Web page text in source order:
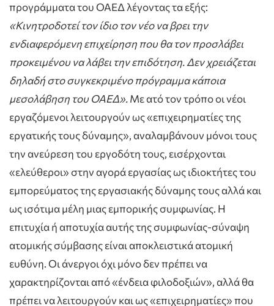
προγράμματα του ΟΑΕΔ λέγοντας τα εξής:
«Κινητροδοτεί τον ίδιο τον νέο να βρει την
ενδιαφερόμενη επιχείρηση που θα τον προσλάβει
προκειμένου να λάβει την επιδότηση. Δεν χρειάζεται
δηλαδή στο συγκεκριμένο πρόγραμμα κάποια
μεσολάβηση του ΟΑΕΔ».Με ατό τον τρόπο οι νέοι
εργαζόμενοι λειτουργούν ως «επιχειρηματίες της
εργατικής τους δύναμης», αναλαμβάνουν μόνοι τους
την ανεύρεση του εργοδότη τους, εισέρχονται
«ελεύθεροι» στην αγορά εργασίας ως ιδιοκτήτες του
εμπορεύματος της εργασιακής δύναμης τους αλλά και
ως ισότιμα μέλη μιας εμπορικής συμφωνίας. Η
επιτυχία ή αποτυχία αυτής της συμφωνίας-σύναψη
ατομικής σύμβασης είναι αποκλειστικά ατομική
ευθύνη. Οι άνεργοι όχι μόνο δεν πρέπει να
χαρακτηρίζονται από «ένδεια φιλοδοξιών», αλλά θα
πρέπει να λειτουργούν και ως «επιχειρηματίες» που